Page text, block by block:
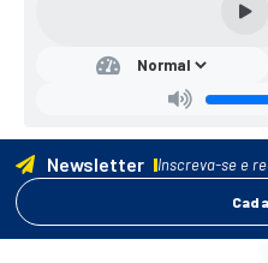
Newsletter Inscreva-se e